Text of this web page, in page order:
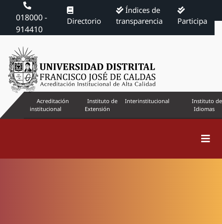
018000 -
914410
Directorio
Índices de
transparencia
Participa
Acreditación
institucional
Instituto de
Extensión
Interinstitucional
Instituto de
Idiomas